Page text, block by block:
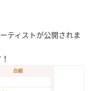
ティストが公開されま